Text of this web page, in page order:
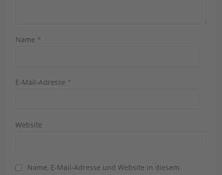
Name *
E-Mail-Adresse *
Website
Name, E-Mail-Adresse und Website in diesem